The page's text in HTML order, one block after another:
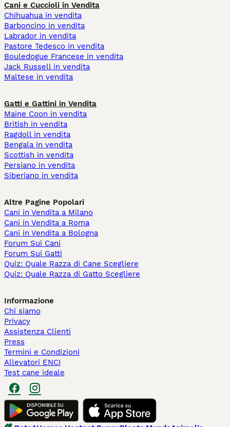
Cani e Cuccioli in Vendita
Chihuahua in vendita
Barboncino in vendita
Labrador in vendita
Pastore Tedesco in vendita
Bouledogue Francese in vendita
Jack Russell in vendita
Maltese in vendita
Gatti e Gattini in Vendita
Maine Coon in vendita
British in vendita
Ragdoll in vendita
Bengala in vendita
Scottish in vendita
Persiano in vendita
Siberiano in vendita
Altre Pagine Popolari
Cani in Vendita a Milano
Cani in Vendita a Roma
Cani in Vendita a Bologna
Forum Sui Cani
Forum Sui Gatti
Quiz: Quale Razza di Cane Scegliere
Quiz: Quale Razza di Gatto Scegliere
Informazione
Chi siamo
Privacy
Assistenza Clienti
Press
Termini e Condizioni
Allevatori ENCI
Test cane ideale